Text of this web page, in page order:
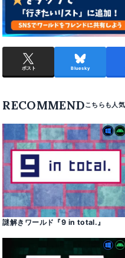
ポスト Bluesky
RECOMMEND
謎解きワールド『9 in total․』